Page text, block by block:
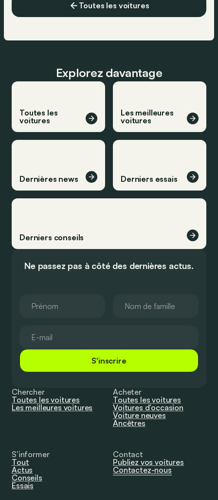
Toutes les voitures
Explorez davantage
Toutes les
voitures
Les meilleures
voitures
Dernières news Derniers essais
Derniers conseils
Ne passez pas à côté des dernières actus.
S'inscrire
Chercher
Toutes les voitures
Les meilleures voitures
Acheter
Toutes les voitures
Voitures d’occasion
Voiture neuves
Ancêtres
S’informer
Tout
Actus
Conseils
Essais
Contact
Publiez vos voitures
Contactez-nous